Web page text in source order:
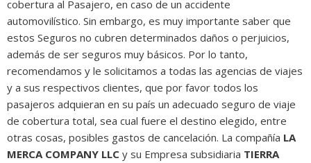
cobertura al Pasajero, en caso de un accidente
automovilístico. Sin embargo, es muy importante saber que
estos Seguros no cubren determinados daños o perjuicios,
además de ser seguros muy básicos. Por lo tanto,
recomendamos y le solicitamos a todas las agencias de viajes
y a sus respectivos clientes, que por favor todos los
pasajeros adquieran en su país un adecuado seguro de viaje
de cobertura total, sea cual fuere el destino elegido, entre
otras cosas, posibles gastos de cancelación. La compañía LA
MERCA COMPANY LLC y su Empresa subsidiaria TIERRA